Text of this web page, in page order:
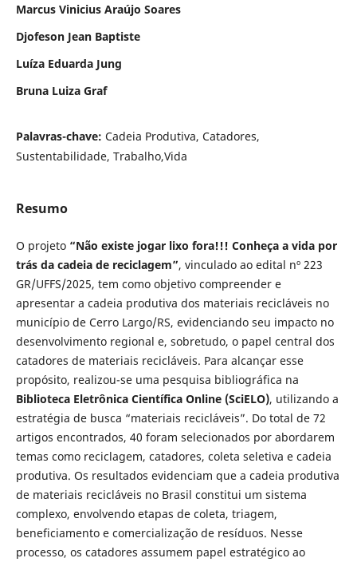
Marcus Vinicius Araújo Soares
Djofeson Jean Baptiste
Luíza Eduarda Jung
Bruna Luiza Graf
Palavras-chave: Cadeia Produtiva, Catadores,
Sustentabilidade, Trabalho,Vida
Resumo
O projeto “Não existe jogar lixo fora!!! Conheça a vida por
trás da cadeia de reciclagem”, vinculado ao edital nº 223
GR/UFFS/2025, tem como objetivo compreender e
apresentar a cadeia produtiva dos materiais recicláveis no
município de Cerro Largo/RS, evidenciando seu impacto no
desenvolvimento regional e, sobretudo, o papel central dos
catadores de materiais recicláveis. Para alcançar esse
propósito, realizou-se uma pesquisa bibliográfica na
Biblioteca Eletrônica Científica Online (SciELO), utilizando a
estratégia de busca “materiais recicláveis”. Do total de 72
artigos encontrados, 40 foram selecionados por abordarem
temas como reciclagem, catadores, coleta seletiva e cadeia
produtiva. Os resultados evidenciam que a cadeia produtiva
de materiais recicláveis no Brasil constitui um sistema
complexo, envolvendo etapas de coleta, triagem,
beneficiamento e comercialização de resíduos. Nesse
processo, os catadores assumem papel estratégico ao